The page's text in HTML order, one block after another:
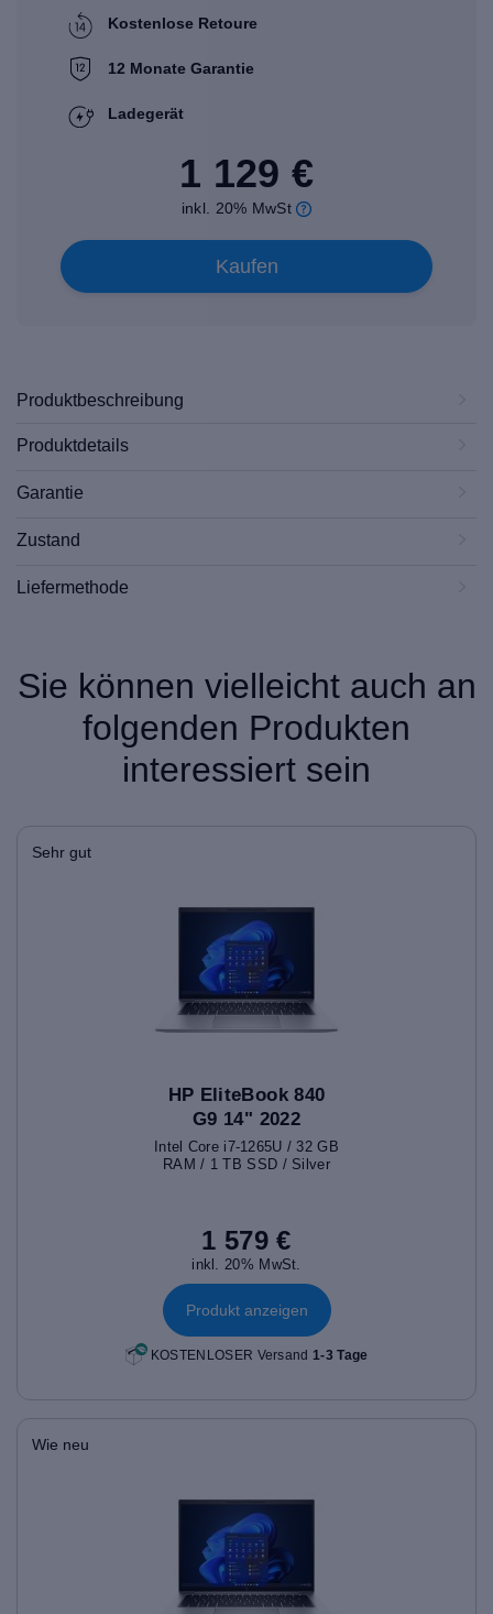
Kostenlose Retoure
12 Monate Garantie
Ladegerät
1 129 €
inkl. 20% MwSt
Kaufen
Produktbeschreibung
Produktdetails
Garantie
Zustand
Liefermethode
Sie können vielleicht auch an
folgenden Produkten
interessiert sein
Sehr gut
HP EliteBook 840
G9 14" 2022
Intel Core i7-1265U / 32 GB
RAM / 1 TB SSD / Silver
1 579 €
inkl. 20% MwSt.
Produkt anzeigen
KOSTENLOSER Versand1-3 Tage
Wie neu